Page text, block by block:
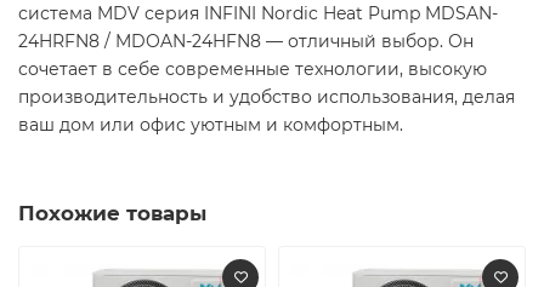
система MDV серия INFINI Nordic Heat Pump MDSAN-
24HRFN8 / MDOAN-24HFN8 — отличный выбор. Он
сочетает в себе современные технологии, высокую
производительность и удобство использования, делая
ваш дом или офис уютным и комфортным.​
Похожие товары